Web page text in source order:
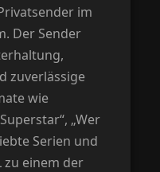
im
Der Sender
zuverlässige
wie
„Wer
Serien und
zu einem der